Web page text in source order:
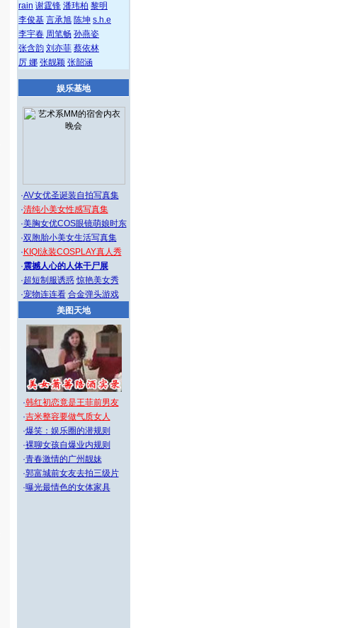
rain 谢霆锋 潘玮柏 黎明
李俊基 言承旭 陈坤 s.h.e
李宇春 周笔畅 孙燕姿
张含韵 刘亦菲 蔡依林
厉 娜 张靓颖 张韶涵
娱乐基地
·AV女优圣诞装自拍写真集
·清纯小美女性感写真集
·美胸女优COS眼镜萌娘时东
·双胞胎小美女生活写真集
· KIQI泳装COSPLAY真人秀
·震撼人心的人体干尸展
·超短制服诱惑 惊艳美女秀
·宠物连连看 合金弹头游戏
美图天地
·韩红初恋竟是王菲前男友
·吉米整容要做气质女人
·爆笑：娱乐圈的潜规则
·裸聊女孩自爆业内规则
·青春激情的广州靓妹
·郭富城前女友去拍三级片
·曝光最情色的女体家具